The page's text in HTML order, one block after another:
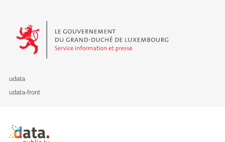
Le Gouvernement du Grand-Duché de Luxembourg - Service
udata
udata-front
Retour à l'accueil de data.public.lu